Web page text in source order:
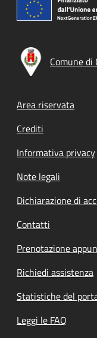
Comune di
Footer
Area riservata
Crediti
Informativa privacy
Note legali
Dichiarazione di
Contatti
Prenotazione
Richiedi assistenza
Statistiche del
Leggi le FAQ